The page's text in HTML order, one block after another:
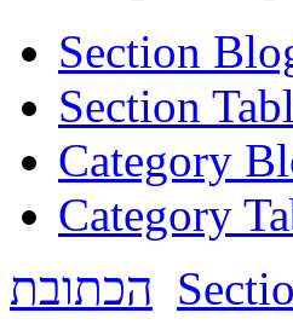
Section
Section
Category
Category
הכתובת